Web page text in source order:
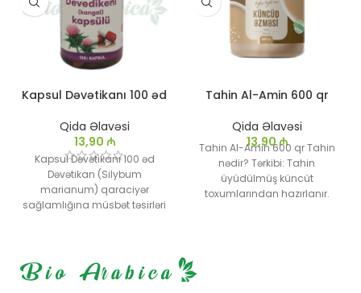
Kapsul Dəvətikanı 100 əd
Qida Əlavəsi
13,90 ₼
Kapsul Dəvətikanı 100 əd
Dəvətikan (Silybum
marianum) qaraciyər
sağlamlığına müsbət təsirləri
hazırlanan təbii bir əlavədir.
Kapsüllər qaraciyər
Tahin Al-Amin 600 qr
Qida Əlavəsi
13,90₼
Tahin Al-Amin 600 qr Tahin
nədir? Tərkibi: Tahin
üyüdülmüş küncüt
toxumlarından hazırlanır.